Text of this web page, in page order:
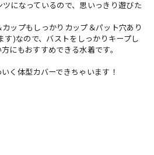
になっているので、思いっきり遊びた
ップもしっかりカップ＆パット穴あり
す)なので、バストをしっかりキープし
にもおすすめできる水着です。
く体型カバーできちゃいます！